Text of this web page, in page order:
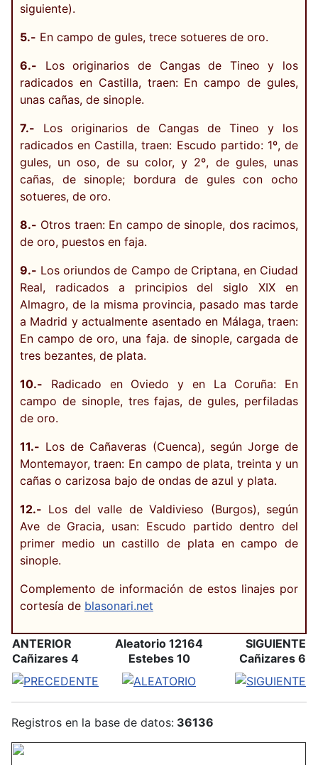
siguiente).
5.- En campo de gules, trece sotueres de oro.
6.- Los originarios de Cangas de Tineo y los
radicados en Castilla, traen: En campo de gules,
unas cañas, de sinople.
7.- Los originarios de Cangas de Tineo y los
radicados en Castilla, traen: Escudo partido: 1º, de
gules, un oso, de su color, y 2º, de gules, unas
cañas, de sinople; bordura de gules con ocho
sotueres, de oro.
8.- Otros traen: En campo de sinople, dos racimos,
de oro, puestos en faja.
9.- Los oriundos de Campo de Criptana, en Ciudad
Real, radicados a principios del siglo XIX en
Almagro, de la misma provincia, pasado mas tarde
a Madrid y actualmente asentado en Málaga, traen:
En campo de oro, una faja. de sinople, cargada de
tres bezantes, de plata.
10.- Radicado en Oviedo y en La Coruña: En
campo de sinople, tres fajas, de gules, perfiladas
de oro.
11.- Los de Cañaveras (Cuenca), según Jorge de
Montemayor, traen: En campo de plata, treinta y un
cañas o carizosa bajo de ondas de azul y plata.
12.- Los del valle de Valdivieso (Burgos), según
Ave de Gracia, usan: Escudo partido dentro del
primer medio un castillo de plata en campo de
sinople.
Complemento de información de estos linajes por
cortesía de blasonari.net
ANTERIOR
Cañizares 4
Aleatorio 12164
Estebes 10
SIGUIENTE
Cañizares 6
Registros en la base de datos: 36136